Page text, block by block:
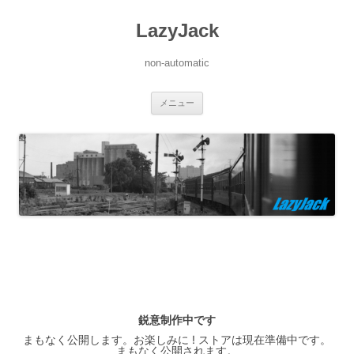
LazyJack
non-automatic
メニュー
ツ
へ
ス
キ
ッ
プ
鋭意制作中です
まもなく公開します。お楽しみに ! ストアは現在準備中です。
まもなく公開されます。